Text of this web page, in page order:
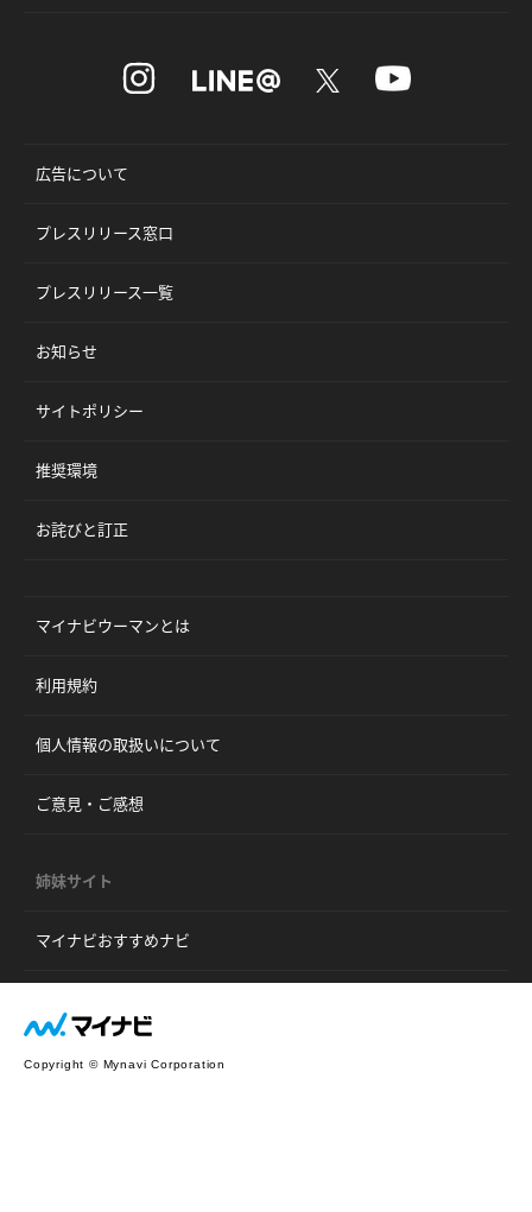
広告について
プレスリリース窓口
プレスリリース一覧
お知らせ
サイトポリシー
推奨環境
お詫びと訂正
マイナビウーマンとは
利用規約
個人情報の取扱いについて
ご意見・ご感想
姉妹サイト
マイナビおすすめナビ
Copyright © Mynavi Corporation